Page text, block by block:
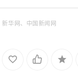
华网、中国新闻网